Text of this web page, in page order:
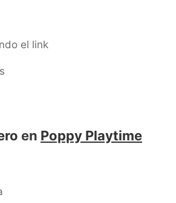
el link
en Poppy Playtime